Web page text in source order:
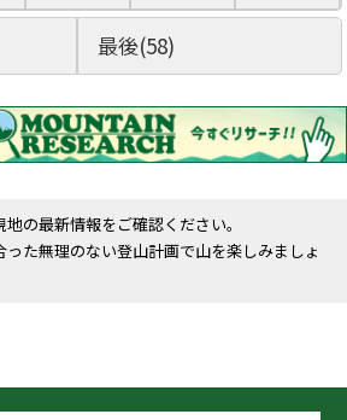
最後(58)
の最新情報をご確認ください。
った無理のない登山計画で山を楽しみましょ